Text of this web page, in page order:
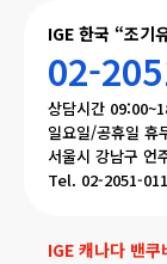
IGE 한국 “조기
02-
상담시간
일요일/공휴일 휴
서울시 강남구 언
Tel. 02-2051-
IGE 캐나다 밴쿠